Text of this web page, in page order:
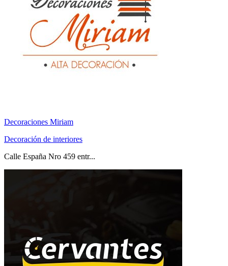
Decoraciones Miriam
Decoración de interiores
Calle España Nro 459 entr...